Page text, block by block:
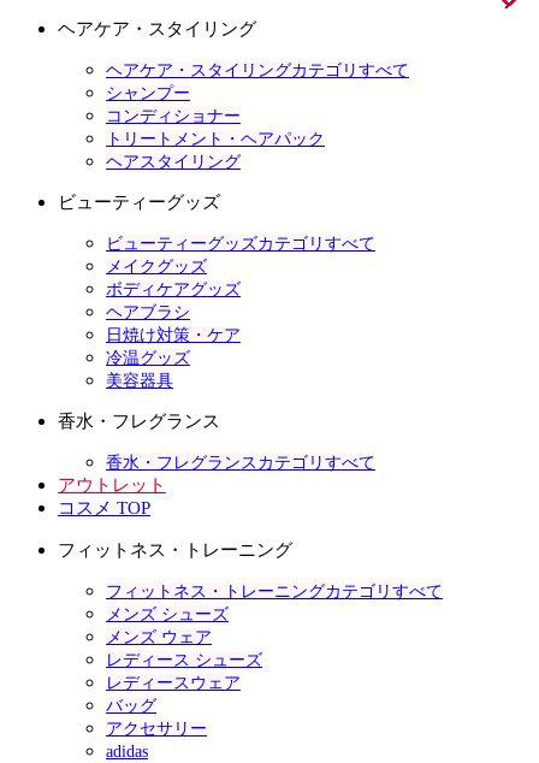
ヘアケア・スタイリング
ヘアケア・スタイリングカテゴリすべて
シャンプー
コンディショナー
トリートメント・ヘアパック
ヘアスタイリング
ビューティーグッズ
ビューティーグッズカテゴリすべて
メイクグッズ
ボディケアグッズ
ヘアブラシ
日焼け対策・ケア
冷温グッズ
美容器具
香水・フレグランス
香水・フレグランスカテゴリすべて
アウトレット
コスメ TOP
フィットネス・トレーニング
フィットネス・トレーニングカテゴリすべて
メンズ シューズ
メンズ ウェア
レディース シューズ
レディースウェア
バッグ
アクセサリー
adidas